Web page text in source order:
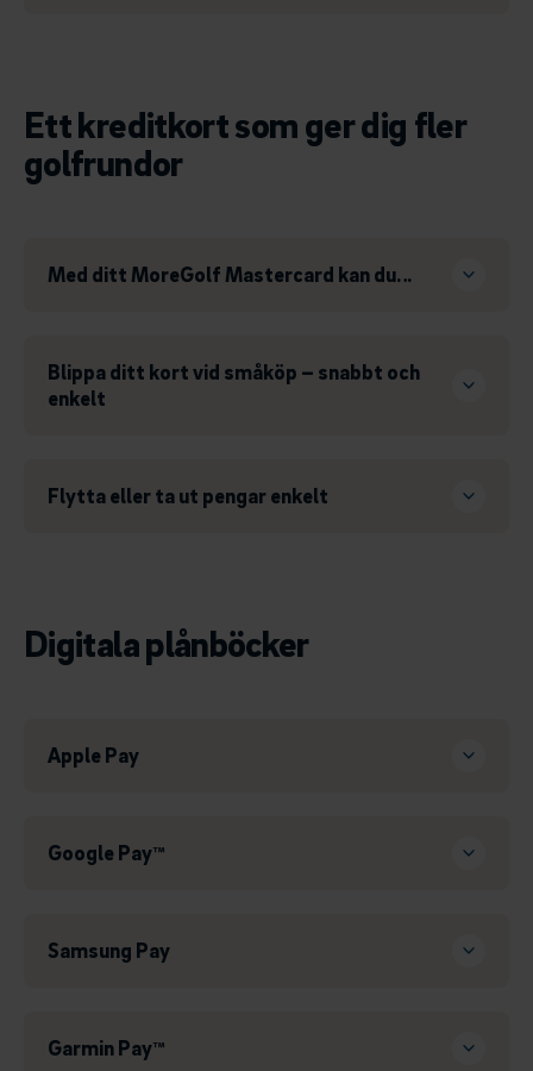
Ett kreditkort som ger dig fler
golfrundor
Med ditt MoreGolf Mastercard kan du…
Blippa ditt kort vid småköp – snabbt och
enkelt
Flytta eller ta ut pengar enkelt
Digitala plånböcker
Apple Pay
Google Pay™
Samsung Pay
Garmin Pay™